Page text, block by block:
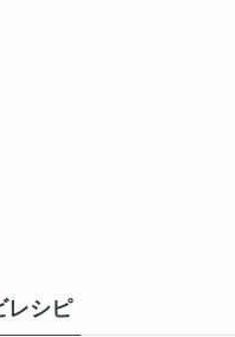
レシピ